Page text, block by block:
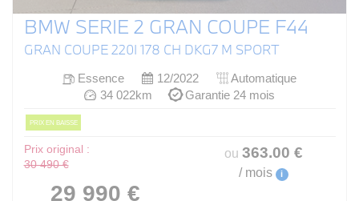
BMW SERIE 2 GRAN COUPE F44
GRAN COUPE 220I 178 CH DKG7 M SPORT
Essence 12/2022
Automatique
34 022km
Garantie 24 mois
PRIX EN BAISSE
Prix original :
30 490 €
29 990 €
ou 363.00 €
/ mois i